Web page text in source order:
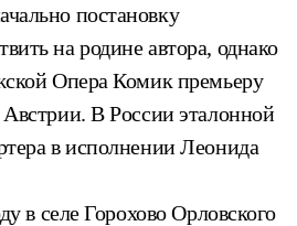
постановку
на родине автора, однако
Опера Комик премьеру
В России эталонной
в исполнении Леонида
в селе Горохово Орловского